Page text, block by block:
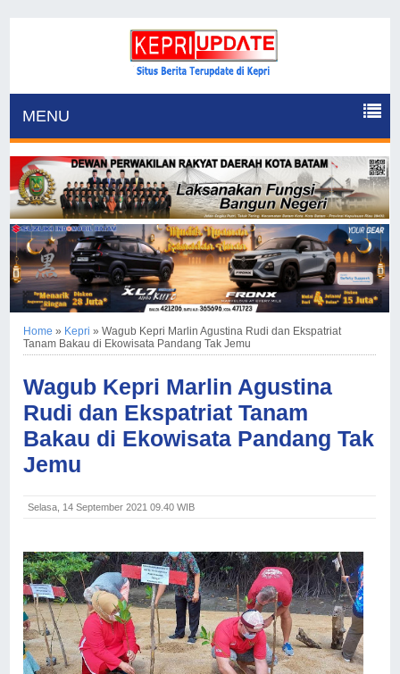
MENU
Home » Kepri »Wagub Kepri Marlin Agustina Rudi dan Ekspatriat
Tanam Bakau di Ekowisata Pandang Tak Jemu
Wagub Kepri Marlin Agustina
Rudi dan Ekspatriat Tanam
Bakau di Ekowisata Pandang Tak
Jemu
Selasa, 14 September 2021 09.40 WIB